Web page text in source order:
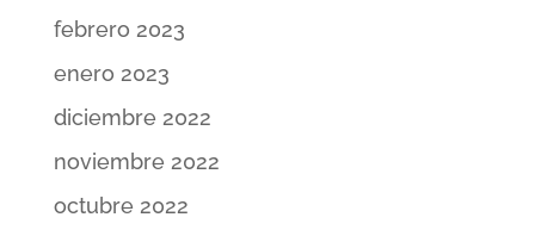
febrero 2023
enero 2023
diciembre 2022
noviembre 2022
octubre 2022